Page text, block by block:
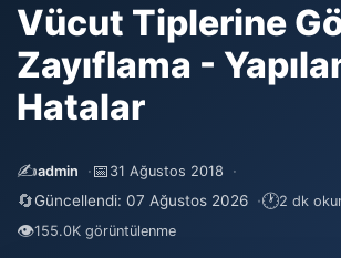
Vücut Tiplerine
Zayıflama -
Hatalar
✍️admin 📅 31 Ağustos 2018
🔄Güncellendi: 07 Ağustos 2026 🕐2 dk
👁155.0K görüntülenme